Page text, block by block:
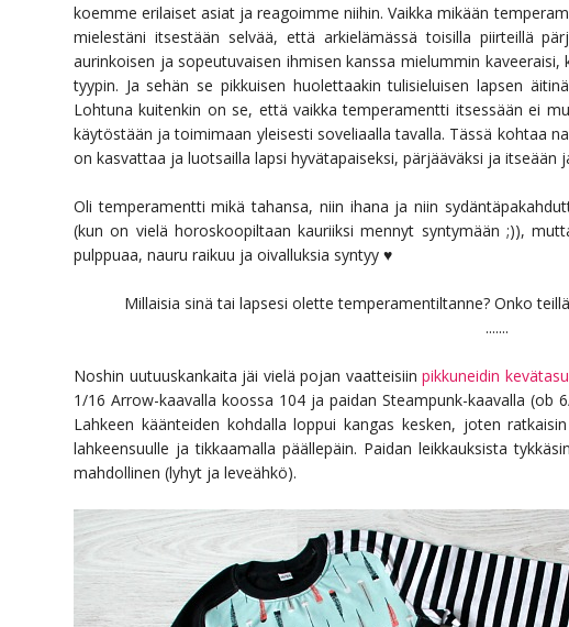
koemme erilaiset asiat ja reagoimme niihin. Vaikka mikään
mielestäni itsestään selvää, että arkielämässä toisilla piirteillä
aurinkoisen ja sopeutuvaisen ihmisen kanssa mielummin
tyypin. Ja sehän se pikkuisen huolettaakin tulisieluisen lapsen
Lohtuna kuitenkin on se, että vaikka temperamentti itsessään ei
käytöstään ja toimimaan yleisesti soveliaalla tavalla. Tässä kohtaa
on kasvattaa ja luotsailla lapsi hyvätapaiseksi, pärjääväksi ja itseään
Oli temperamentti mikä tahansa, niin ihana ja niin
(kun on vielä horoskoopiltaan kauriiksi mennyt syntymään ;)),
pulppuaa, nauru raikuu ja oivalluksia syntyy ♥
Millaisia sinä tai lapsesi olette temperamentiltanne? Onko
.......
Noshin uutuuskankaita jäi vielä pojan vaatteisiin pikkuneidin
1/16 Arrow-kaavalla koossa 104 ja paidan Steampunk-kaavalla
Lahkeen käänteiden kohdalla loppui kangas kesken, joten
lahkeensuulle ja tikkaamalla päällepäin. Paidan leikkauksista
mahdollinen (lyhyt ja leveähkö).